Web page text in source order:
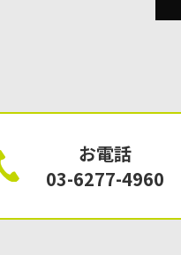
お電話
03-6277-4960